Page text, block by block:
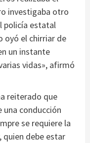
investigaba otro
policía estatal
oyó el chirriar de
un instante
vidas», afirmó
reiterado que
conducción
se requiere la
quien debe estar